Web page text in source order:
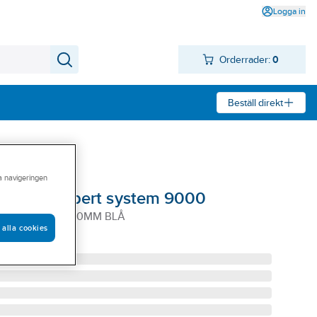
Logga in
Orderrader: 0
Beställ direkt
Allibert system 9000
250X148X130MM BLÅ
navigeringen
alla cookies